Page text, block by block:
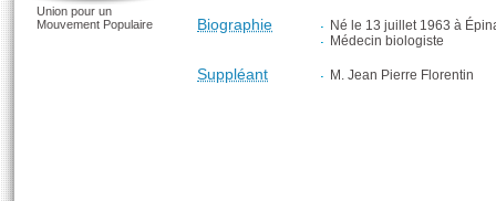
Biographie
Né le 13 juillet 1963 à
Médecin biologiste
Suppléant M. Jean Pierre Florentin
Union pour un
Mouvement Populaire